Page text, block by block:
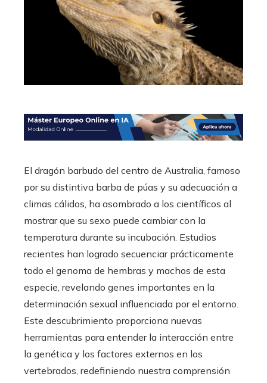
El dragón barbudo del centro de Australia, famoso
por su distintiva barba de púas y su adecuación a
climas cálidos, ha asombrado a los científicos al
mostrar que su sexo puede cambiar con la
temperatura durante su incubación. Estudios
recientes han logrado secuenciar prácticamente
todo el genoma de hembras y machos de esta
especie, revelando genes importantes en la
determinación sexual influenciada por el entorno.
Este descubrimiento proporciona nuevas
herramientas para entender la interacción entre
la genética y los factores externos en los
vertebrados, redefiniendo nuestra comprensión